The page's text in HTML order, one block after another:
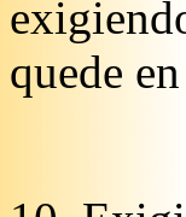
quede